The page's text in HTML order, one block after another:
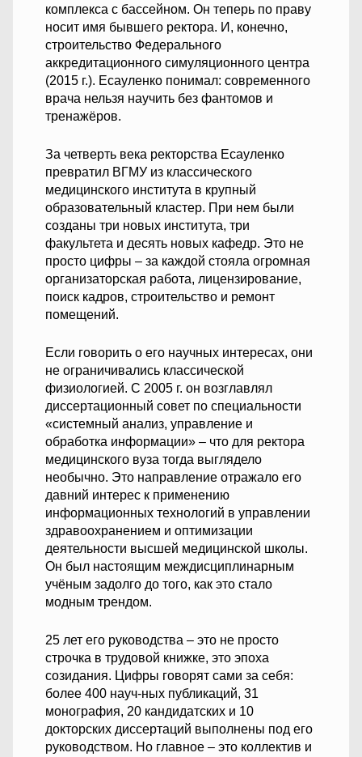
комплекса с бассейном. Он теперь по праву
носит имя бывшего ректора. И, конечно,
строительство Федерального
аккредитационного симуляционного центра
(2015 г.). Есауленко понимал: современного
врача нельзя научить без фантомов и
тренажёров.
За четверть века ректорства Есауленко
превратил ВГМУ из классического
медицинского института в крупный
образовательный кластер. При нем были
созданы три новых института, три
факультета и десять новых кафедр. Это не
просто цифры – за каждой стояла огромная
организаторская работа, лицензирование,
поиск кадров, строительство и ремонт
помещений.
Если говорить о его научных интересах, они
не ограничивались классической
физиологией. С 2005 г. он возглавлял
диссертационный совет по специальности
«системный анализ, управление и
обработка информации» – что для ректора
медицинского вуза тогда выглядело
необычно. Это направление отражало его
давний интерес к применению
информационных технологий в управлении
здравоохранением и оптимизации
деятельности высшей медицинской школы.
Он был настоящим междисциплинарным
учёным задолго до того, как это стало
модным трендом.
25 лет его руководства – это не просто
строчка в трудовой книжке, это эпоха
созидания. Цифры говорят сами за себя:
более 400 науч-ных публикаций, 31
монография, 20 кандидатских и 10
докторских диссертаций выполнены под его
руководством. Но главное – это коллектив и